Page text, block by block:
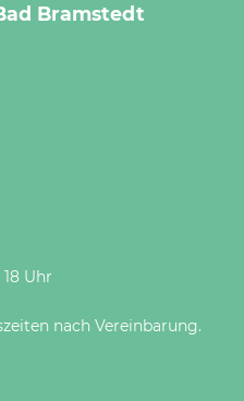
Bramstedt
Uhr
nach Vereinbarung.